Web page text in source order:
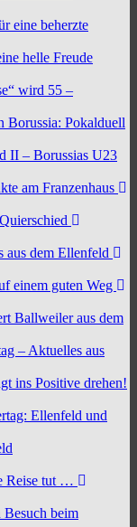
eine beherzte
helle Freude
wird 55 –
Borussia: Pokalduell
II – Borussias U23
am Franzenhaus
aus dem Ellenfeld
einem guten Weg
Ballweiler aus dem
– Aktuelles aus
ins Positive drehen!
Ellenfeld und
Reise tut …
Besuch beim